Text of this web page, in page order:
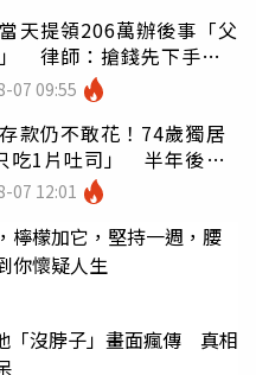
天提領206萬辦後事「父
律師：搶錢先下手是
07 09:55
款仍不敢花！74歲獨居
吃1片吐司」 半年後暴
07 12:01
檸檬加它，堅持一週，腰
你懷疑人生
「沒脖子」畫面瘋傳 真相